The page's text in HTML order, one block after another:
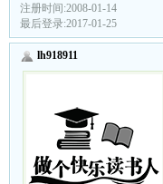
注册时间:2008-01-14
最后登录:2017-01-25
lh918911